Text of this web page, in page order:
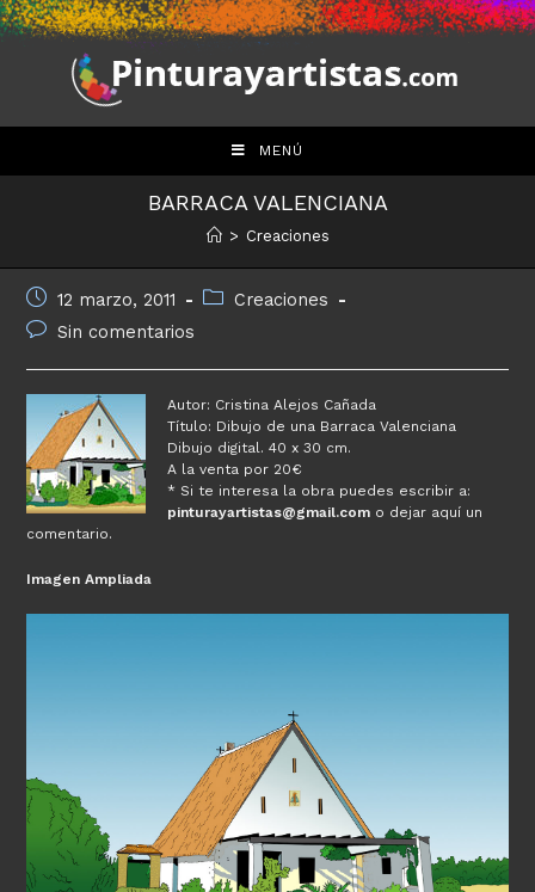
Saltar
al
contenido
MENÚ
BARRACA VALENCIANA
> Creaciones
Publicación
de
entrada:
12 marzo, 2011
Categoría
entrada:
Creaciones
Comentarios
entrada:
Sin comentarios
Autor: Cristina Alejos Cañada
Título: Dibujo de una Barraca Valenciana
Dibujo digital. 40 x 30 cm.
A la venta por 20€
* Si te interesa la obra puedes escribir a:
pinturayartistas@gmail.com o dejar aquí un
comentario.
Imagen Ampliada